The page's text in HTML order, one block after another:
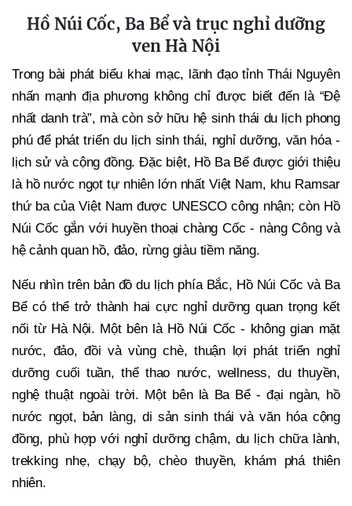
Hồ Núi Cốc, Ba Bể và trục nghỉ dưỡng
ven Hà Nội
Trong bài phát biểu khai mạc, lãnh đạo tỉnh Thái Nguyên
nhấn mạnh địa phương không chỉ được biết đến là “Đệ
nhất danh trà”, mà còn sở hữu hệ sinh thái du lịch phong
phú để phát triển du lịch sinh thái, nghỉ dưỡng, văn hóa -
lịch sử và cộng đồng. Đặc biệt, Hồ Ba Bể được giới thiệu
là hồ nước ngọt tự nhiên lớn nhất Việt Nam, khu Ramsar
thứ ba của Việt Nam được UNESCO công nhận; còn Hồ
Núi Cốc gắn với huyền thoại chàng Cốc - nàng Công và
hệ cảnh quan hồ, đảo, rừng giàu tiềm năng.
Nếu nhìn trên bản đồ du lịch phía Bắc, Hồ Núi Cốc và Ba
Bể có thể trở thành hai cực nghỉ dưỡng quan trọng kết
nối từ Hà Nội. Một bên là Hồ Núi Cốc - không gian mặt
nước, đảo, đồi và vùng chè, thuận lợi phát triển nghỉ
dưỡng cuối tuần, thể thao nước, wellness, du thuyền,
nghệ thuật ngoài trời. Một bên là Ba Bể - đại ngàn, hồ
nước ngọt, bản làng, di sản sinh thái và văn hóa cộng
đồng, phù hợp với nghỉ dưỡng chậm, du lịch chữa lành,
trekking nhẹ, chạy bộ, chèo thuyền, khám phá thiên
nhiên.